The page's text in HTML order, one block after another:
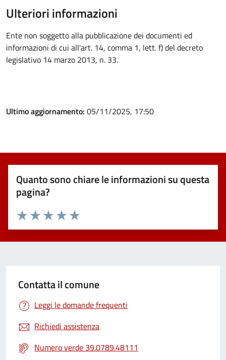
Ulteriori informazioni
Ente non soggetto alla pubblicazione dei documenti ed
informazioni di cui all'art. 14, comma 1, lett. f) del decreto
legislativo 14 marzo 2013, n. 33.
Ultimo aggiornamento: 05/11/2025, 17:50
Quanto sono chiare le informazioni su questa
pagina?
Valuta 5 stelle su 5
Valuta 4 stelle su 5
Valuta 3 stelle su 5
Valuta 2 stelle su 5
Valuta 1 stelle su 5
Contatta il comune
Leggi le domande frequenti
Richiedi assistenza
Numero verde 39.0789.48111